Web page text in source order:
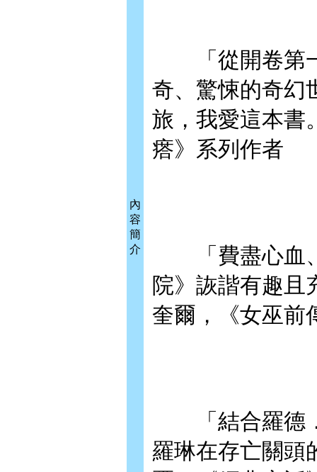
內
容
簡
介
「從開卷第一
奇、驚悚的奇幻
旅，我愛這本書
瘩》系列作者
「費盡心血、
院》詼諧有趣
奎爾，《女巫前
「結合羅德．
羅琳在存亡關頭